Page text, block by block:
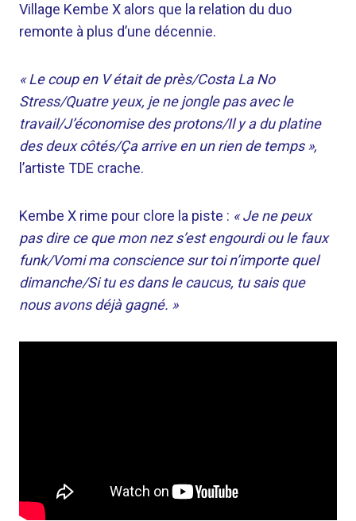
Village Kembe X alors que la relation du duo
remonte à plus d’une décennie.
« Le coup en V était de près/Costa La No
Stress/Quatre yeux, je ne jongle pas avec le
travail/J’économise des protons/Il y a du platine
des deux côtés/Ça arrive en un rien de temps »,
l’artiste TDE crache.
Kembe X rime pour clore la piste : « Je ne peux
pas dire ce que mon nez s’est engourdi ou le faux
funk/Vomi ma conscience sur toi n’importe quel
dimanche/Si tu es dans le caucus, tu sais que
nous avons déjà gagné. »